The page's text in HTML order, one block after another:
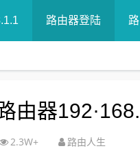
路由器登陆
由器
2.3W+ 路由人生